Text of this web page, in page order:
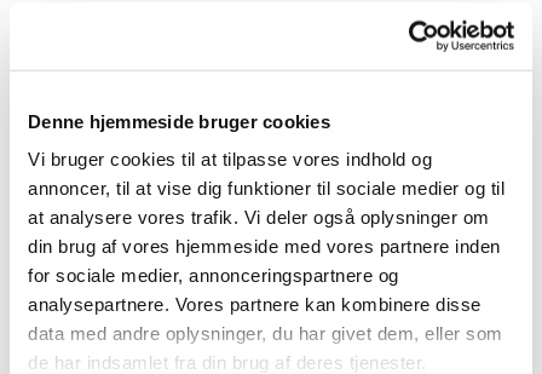
Denne hjemmeside bruger cookies
Vi bruger cookies til at tilpasse vores indhold og
annoncer, til at vise dig funktioner til sociale medier og til
at analysere vores trafik. Vi deler også oplysninger om
din brug af vores hjemmeside med vores partnere inden
for sociale medier, annonceringspartnere og
analysepartnere. Vores partnere kan kombinere disse
data med andre oplysninger, du har givet dem, eller som
de har indsamlet fra din brug af deres tjenester.